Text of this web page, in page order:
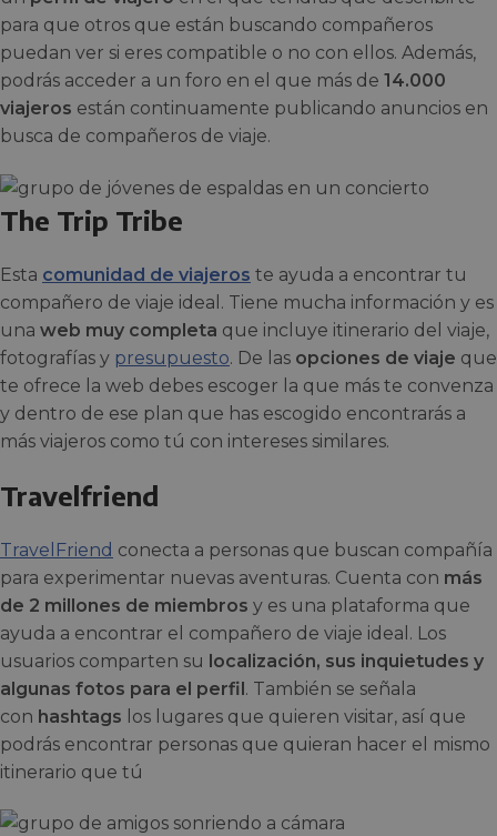
para que otros que están buscando compañeros
puedan ver si eres compatible o no con ellos. Además,
podrás acceder a un foro en el que más de 14.000
viajeros están continuamente publicando anuncios en
busca de compañeros de viaje.
The Trip Tribe
Esta comunidad de viajeros te ayuda a encontrar tu
compañero de viaje ideal. Tiene mucha información y es
una web muy completa que incluye itinerario del viaje,
fotografías y presupuesto. De las opciones de viaje que
te ofrece la web debes escoger la que más te convenza
y dentro de ese plan que has escogido encontrarás a
más viajeros como tú con intereses similares.
Travelfriend
TravelFriend conecta a personas que buscan compañía
para experimentar nuevas aventuras. Cuenta con más
de 2 millones de miembros y es una plataforma que
ayuda a encontrar el compañero de viaje ideal. Los
usuarios comparten su localización, sus inquietudes y
algunas fotos para el perfil. También se señala
con hashtags los lugares que quieren visitar, así que
podrás encontrar personas que quieran hacer el mismo
itinerario que tú